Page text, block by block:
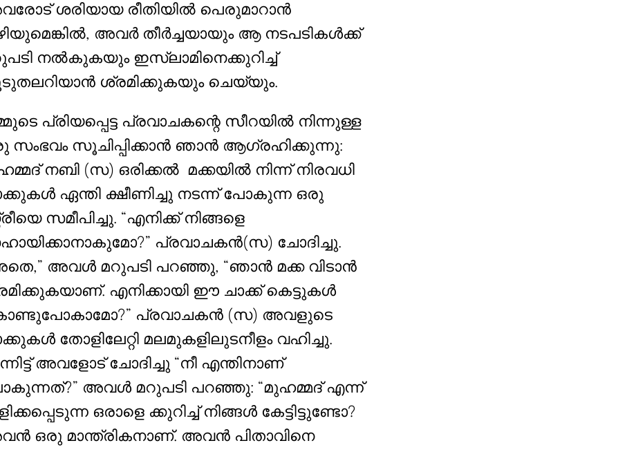
ശരിയായ രീതിയിൽ പെരുമാറാൻ
അവർ തീർച്ചയായും ആ നടപടികൾക്ക്
നൽകുകയും ഇസ്‌ലാമിനെക്കുറിച്ച്
ശ്രമിക്കുകയും ചെയ്യും.
പ്രിയപ്പെട്ട പ്രവാചകന്റെ സീറയിൽ നിന്നുള്ള
സംഭവം സൂചിപ്പിക്കാൻ ഞാൻ ആഗ്രഹിക്കുന്നു:
നബി (സ) ഒരിക്കൽ മക്കയിൽ നിന്ന് നിരവധി
ഏന്തി ക്ഷീണിച്ചു നടന്ന് പോകുന്ന ഒരു
സമീപിച്ചു. “എനിക്ക് നിങ്ങളെ
പ്രവാചകൻ(സ) ചോദിച്ചു.
അവൾ മറുപടി പറഞ്ഞു, “ഞാൻ മക്ക വിടാൻ
എനിക്കായി ഈ ചാക്ക് കെട്ടുകൾ
പ്രവാചകൻ (സ) അവളുടെ
തോളിലേറ്റി മലമുകളിലുടനീളം വഹിച്ചു.
അവളോട് ചോദിച്ചു “നീ എന്തിനാണ്
അവൾ മറുപടി പറഞ്ഞു: “മുഹമ്മദ് എന്ന്
ഒരാളെ ക്കുറിച്ച് നിങ്ങൾ കേട്ടിട്ടുണ്ടോ?
ഒരു മാന്ത്രികനാണ്. അവൻ പിതാവിനെ